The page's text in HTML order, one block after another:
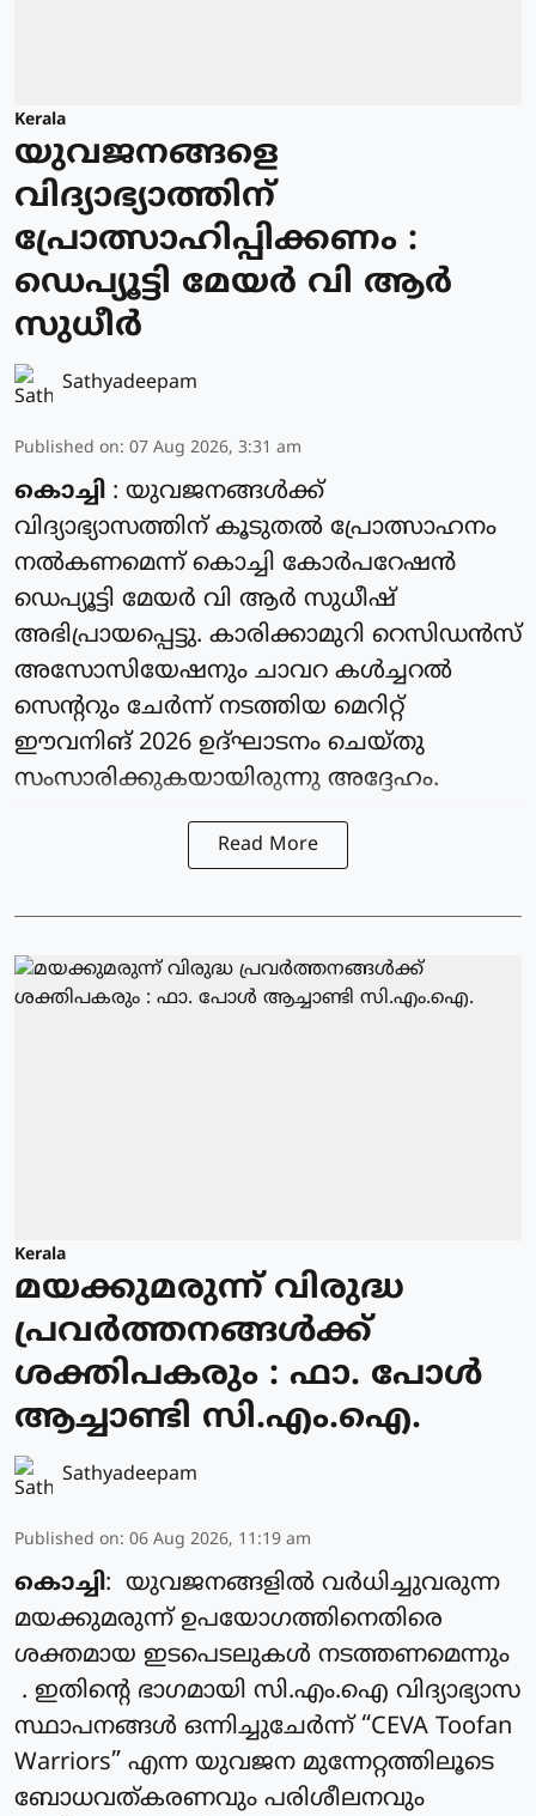
Kerala
യുവജനങ്ങളെ
വിദ്യാഭ്യാത്തിന്
പ്രോത്സാഹിപ്പിക്കണം :
ഡെപ്യൂട്ടി മേയർ വി ആർ
സുധീർ
Sathyadeepam
Published on: 07 Aug 2026, 3:31 am
കൊച്ചി : യുവജനങ്ങൾക്ക്
വിദ്യാഭ്യാസത്തിന് കൂടുതൽ പ്രോത്സാഹനം
നൽകണമെന്ന് കൊച്ചി കോർപറേഷൻ
ഡെപ്യൂട്ടി മേയർ വി ആർ സുധീഷ്
അഭിപ്രായപ്പെട്ടു. കാരിക്കാമുറി റെസിഡൻസ്
അസോസിയേഷനും ചാവറ കൾച്ചറൽ
സെന്ററും ചേർന്ന് നടത്തിയ മെറിറ്റ്
ഈവനിങ് 2026 ഉദ്ഘാടനം ചെയ്തു
സംസാരിക്കുകയായിരുന്നു അദ്ദേഹം.
Read More
Kerala
മയക്കുമരുന്ന് വിരുദ്ധ
പ്രവർത്തനങ്ങൾക്ക്
ശക്തിപകരും : ഫാ. പോൾ
ആച്ചാണ്ടി സി.എം.ഐ.
Sathyadeepam
Published on: 06 Aug 2026, 11:19 am
കൊച്ചി: യുവജനങ്ങളിൽ വർധിച്ചുവരുന്ന
മയക്കുമരുന്ന് ഉപയോഗത്തിനെതിരെ
ശക്തമായ ഇടപെടലുകൾ നടത്തണമെന്നും
. ഇതിന്റെ ഭാഗമായി സി.എം.ഐ വിദ്യാഭ്യാസ
സ്ഥാപനങ്ങൾ ഒന്നിച്ചുചേർന്ന് “CEVA Toofan
Warriors” എന്ന യുവജന മുന്നേറ്റത്തിലൂടെ
ബോധവത്കരണവും പരിശീലനവും